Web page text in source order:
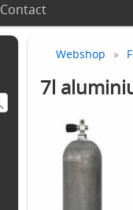
Contact
Webshop »
7l